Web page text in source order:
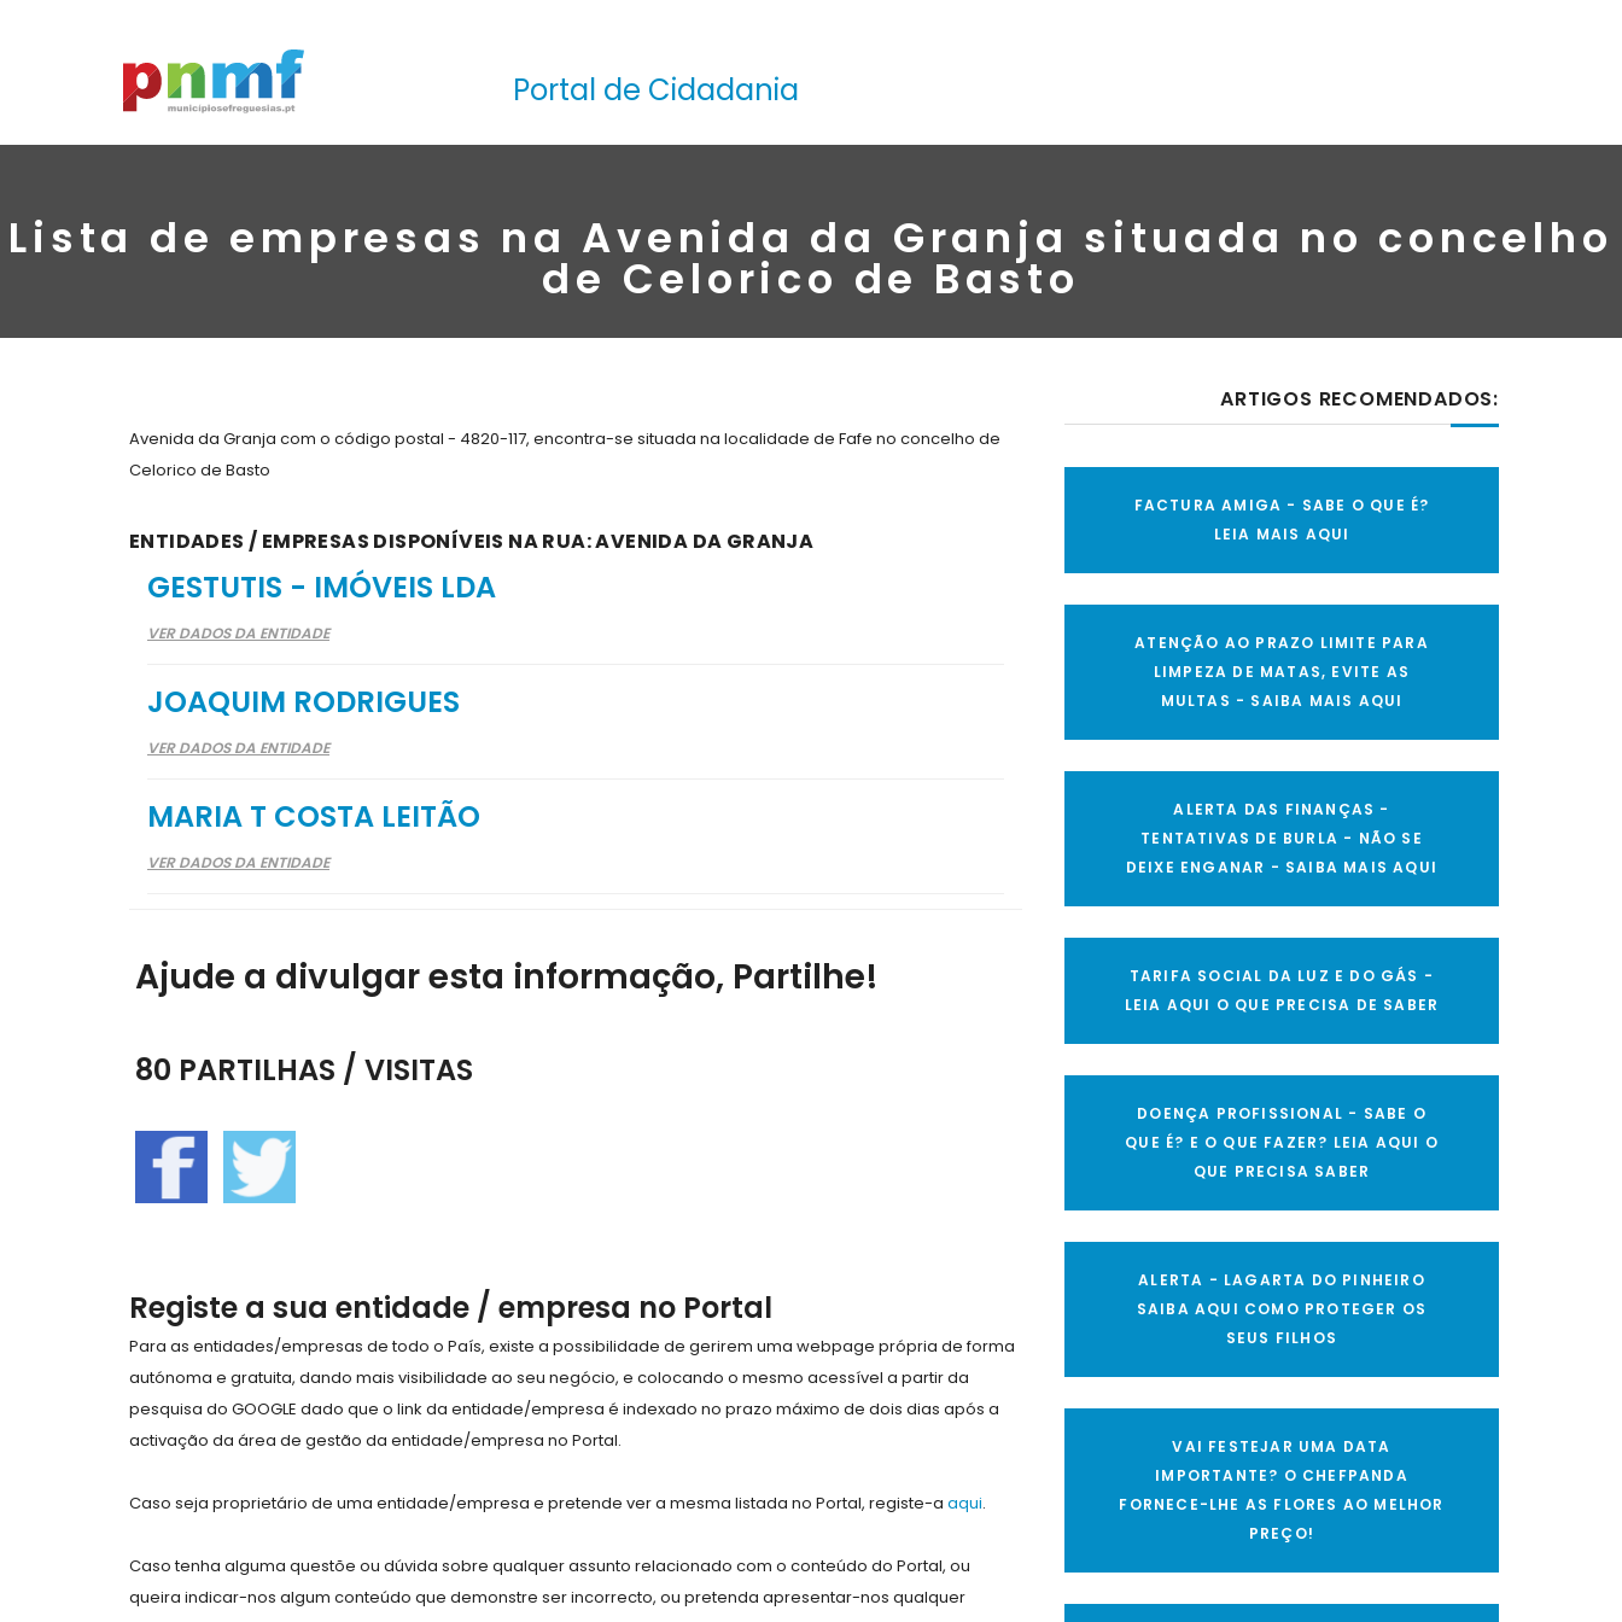
Portal de Cidadania
Lista de empresas na Avenida da Granja situada no concelho
de Celorico de Basto
Avenida da Granja com o código postal - 4820-117, encontra-se situada na localidade de Fafe no concelho de
Celorico de Basto
ENTIDADES / EMPRESAS DISPONÍVEIS NA RUA: AVENIDA DA GRANJA
GESTUTIS - IMÓVEIS LDA
VER DADOS DA ENTIDADE
JOAQUIM RODRIGUES
VER DADOS DA ENTIDADE
MARIA T COSTA LEITÃO
VER DADOS DA ENTIDADE
Ajude a divulgar esta informação, Partilhe!
80 PARTILHAS / VISITAS
Registe a sua entidade / empresa no Portal
Para as entidades/empresas de todo o País, existe a possibilidade de gerirem uma webpage própria de forma
autónoma e gratuita, dando mais visibilidade ao seu negócio, e colocando o mesmo acessível a partir da
pesquisa do GOOGLE dado que o link da entidade/empresa é indexado no prazo máximo de dois dias após a
activação da área de gestão da entidade/empresa no Portal.
Caso seja proprietário de uma entidade/empresa e pretende ver a mesma listada no Portal, registe-a aqui.
Caso tenha alguma questõe ou dúvida sobre qualquer assunto relacionado com o conteúdo do Portal, ou
queira indicar-nos algum conteúdo que demonstre ser incorrecto, ou pretenda apresentar-nos qualquer
ARTIGOS RECOMENDADOS:
FACTURA AMIGA - SABE O QUE É?
LEIA MAIS AQUI
ATENÇÃO AO PRAZO LIMITE PARA
LIMPEZA DE MATAS, EVITE AS
MULTAS - SAIBA MAIS AQUI
ALERTA DAS FINANÇAS -
TENTATIVAS DE BURLA - NÃO SE
DEIXE ENGANAR - SAIBA MAIS AQUI
TARIFA SOCIAL DA LUZ E DO GÁS -
LEIA AQUI O QUE PRECISA DE SABER
DOENÇA PROFISSIONAL - SABE O
QUE É? E O QUE FAZER? LEIA AQUI O
QUE PRECISA SABER
ALERTA - LAGARTA DO PINHEIRO
SAIBA AQUI COMO PROTEGER OS
SEUS FILHOS
VAI FESTEJAR UMA DATA
IMPORTANTE? O CHEFPANDA
FORNECE-LHE AS FLORES AO MELHOR
PREÇO!